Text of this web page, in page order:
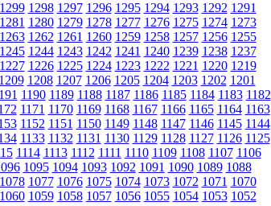
1299 1298 1297 1296 1295 1294 1293 1292 1291
1281 1280 1279 1278 1277 1276 1275 1274 1273
1263 1262 1261 1260 1259 1258 1257 1256 1255
1245 1244 1243 1242 1241 1240 1239 1238 1237
1227 1226 1225 1224 1223 1222 1221 1220 1219
1209 1208 1207 1206 1205 1204 1203 1202 1201
1190 1189 1188 1187 1186 1185 1184 1183 1182
1171 1170 1169 1168 1167 1166 1165 1164 1163
1152 1151 1150 1149 1148 1147 1146 1145 1144
1133 1132 1131 1130 1129 1128 1127 1126 1125
1114 1113 1112 1111 1110 1109 1108 1107 1106
1095 1094 1093 1092 1091 1090 1089 1088
1078 1077 1076 1075 1074 1073 1072 1071 1070
1060 1059 1058 1057 1056 1055 1054 1053 1052